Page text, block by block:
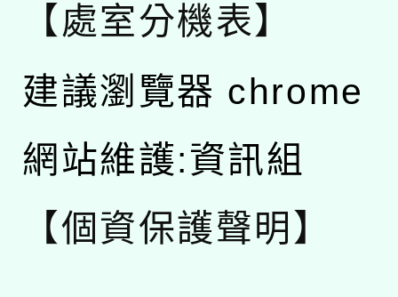
【處室分機表】
建議瀏覽器 chrome
網站維護:資訊組
【個資保護聲明】